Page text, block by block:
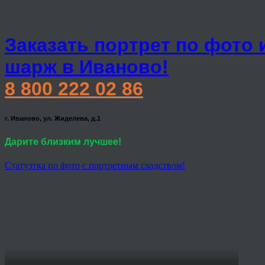
Заказать портрет по фото
шарж в Иваново!
8 800 222 02 86
г. Иваново, ул. Жиделева, д.1
Дарите близким лучшее!
Статуэтка по фото с портретным сходством!